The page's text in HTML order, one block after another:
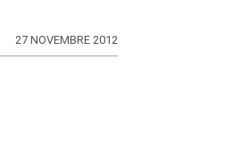
27 NOVEMBRE 2012